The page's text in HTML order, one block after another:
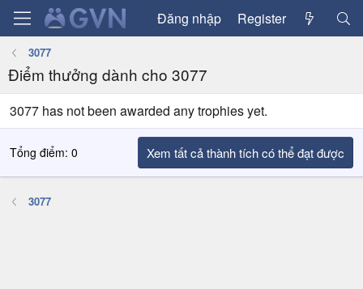
Đăng nhập Register
3077
Điểm thưởng dành cho 3077
3077 has not been awarded any trophies yet.
Tổng điểm: 0 Xem tất cả thành tích có thể đạt được
3077